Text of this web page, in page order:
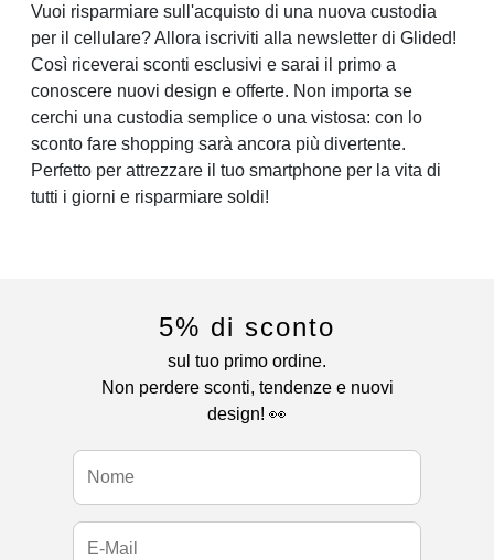
Vuoi risparmiare sull'acquisto di una nuova custodia
per il cellulare? Allora iscriviti alla newsletter di Glided!
Così riceverai sconti esclusivi e sarai il primo a
conoscere nuovi design e offerte. Non importa se
cerchi una custodia semplice o una vistosa: con lo
sconto fare shopping sarà ancora più divertente.
Perfetto per attrezzare il tuo smartphone per la vita di
tutti i giorni e risparmiare soldi!
5% di sconto
sul tuo primo ordine.
Non perdere sconti, tendenze e nuovi
design! 👀